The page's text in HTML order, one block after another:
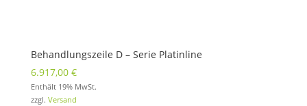
Behandlungszeile D – Serie Platinline
6.917,00 €
Enthält 19% MwSt.
zzgl. Versand